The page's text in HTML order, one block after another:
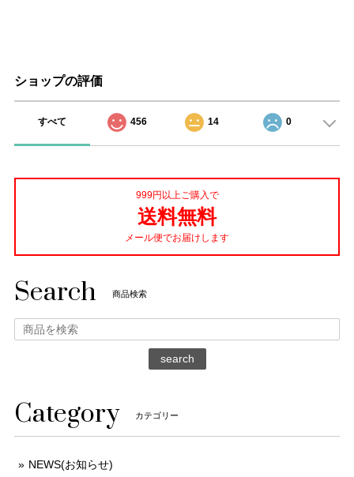
ショップの評価
すべて 456 14 0
999円以上ご購入で
送料無料
メール便でお届けします
Search 商品検索
search
Category カテゴリー
NEWS(お知らせ)